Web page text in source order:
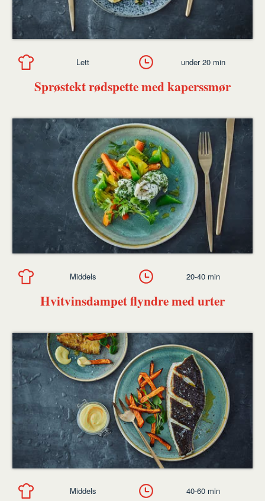
Sprøstekt rødspette med kaperssmør
Lett under 20 min
Hvitvinsdampet flyndre med urter
Middels 20-40 min
Middels 40-60 min